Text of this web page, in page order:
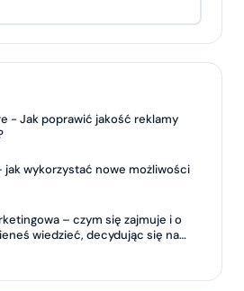
- Jak poprawić jakość reklamy
jak wykorzystać nowe możliwości
– czym się zajmuje i o
wiedzieć, decydując się na